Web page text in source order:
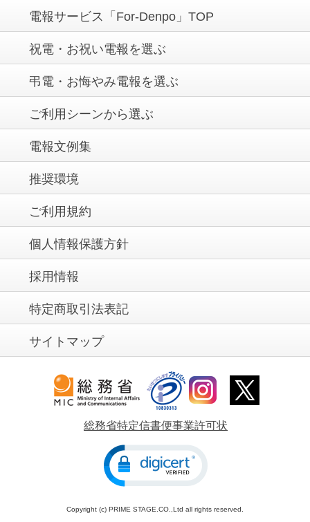
電報サービス「For-Denpo」TOP
祝電・お祝い電報を選ぶ
弔電・お悔やみ電報を選ぶ
ご利用シーンから選ぶ
電報文例集
推奨環境
ご利用規約
個人情報保護方針
採用情報
特定商取引法表記
サイトマップ
総務省特定信書便事業許可状
Copyright (c) PRIME STAGE.CO.,Ltd all rights reserved.